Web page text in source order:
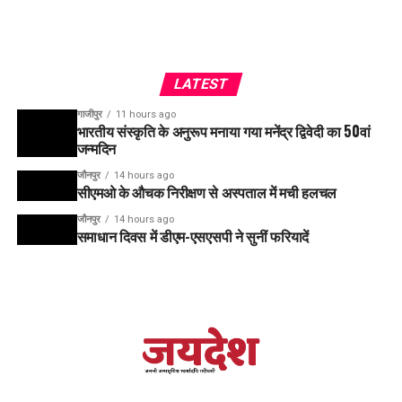
LATEST
गाजीपुर 11 hours ago
भारतीय संस्कृति के अनुरूप मनाया गया मनेंद्र द्विवेदी का 50वां
जन्मदिन
जौनपुर 14 hours ago
सीएमओ के औचक निरीक्षण से अस्पताल में मची हलचल
जौनपुर 14 hours ago
समाधान दिवस में डीएम-एसएसपी ने सुनीं फरियादें